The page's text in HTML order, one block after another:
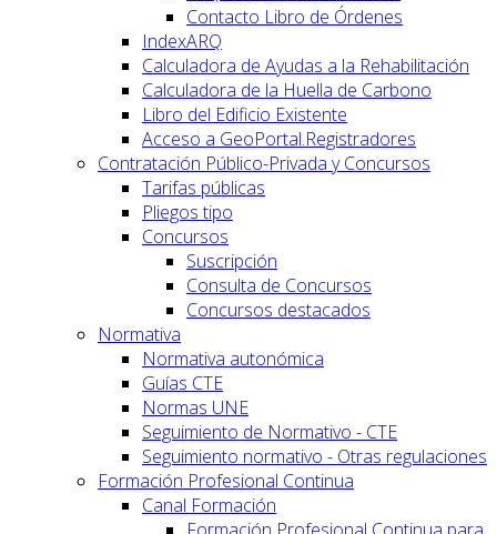
Contacto Libro de Órdenes
IndexARQ
Calculadora de Ayudas a la Rehabilitación
Calculadora de la Huella de Carbono
Libro del Edificio Existente
Acceso a GeoPortal.Registradores
Contratación Público-Privada y Concursos
Tarifas públicas
Pliegos tipo
Concursos
Suscripción
Consulta de Concursos
Concursos destacados
Normativa
Normativa autonómica
Guías CTE
Normas UNE
Seguimiento de Normativo - CTE
Seguimiento normativo - Otras regulaciones
Formación Profesional Continua
Canal Formación